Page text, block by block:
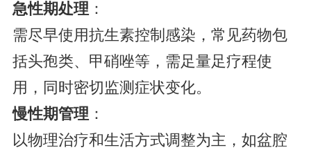
急性期处理 ：
需尽早使用抗生素控制感染，常见药物包
括头孢类、甲硝唑等，需足量足疗程使
用，同时密切监测症状变化。
慢性期管理 ：
以物理治疗和生活方式调整为主，如盆腔